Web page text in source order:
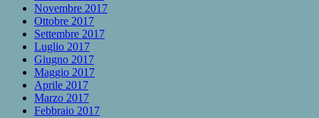
Novembre 2017
Ottobre 2017
Settembre 2017
Luglio 2017
Giugno 2017
Maggio 2017
Aprile 2017
Marzo 2017
Febbraio 2017